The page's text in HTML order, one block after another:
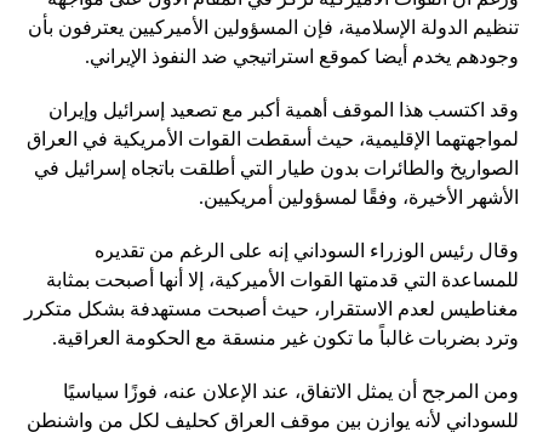
تنظيم الدولة الإسلامية، فإن المسؤولين الأميركيين يعترفون بأن
وجودهم يخدم أيضا كموقع استراتيجي ضد النفوذ الإيراني.
وقد اكتسب هذا الموقف أهمية أكبر مع تصعيد إسرائيل وإيران
لمواجهتهما الإقليمية، حيث أسقطت القوات الأمريكية في العراق
الصواريخ والطائرات بدون طيار التي أطلقت باتجاه إسرائيل في
الأشهر الأخيرة، وفقًا لمسؤولين أمريكيين.
وقال رئيس الوزراء السوداني إنه على الرغم من تقديره
للمساعدة التي قدمتها القوات الأميركية، إلا أنها أصبحت بمثابة
مغناطيس لعدم الاستقرار، حيث أصبحت مستهدفة بشكل متكرر
وترد بضربات غالباً ما تكون غير منسقة مع الحكومة العراقية.
ومن المرجح أن يمثل الاتفاق، عند الإعلان عنه، فوزًا سياسيًا
للسوداني لأنه يوازن بين موقف العراق كحليف لكل من واشنطن